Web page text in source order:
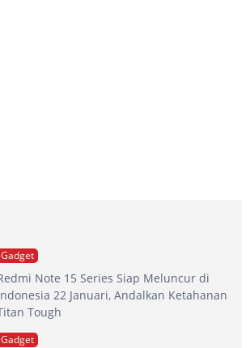
Gadget
Note 15 Series Siap Meluncur di
22 Januari, Andalkan Ketahanan
Tough
Gadget